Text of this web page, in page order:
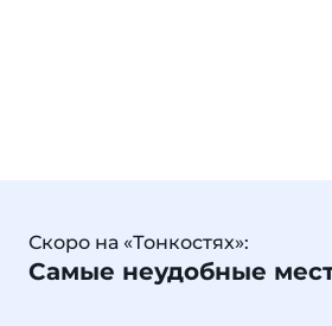
Скоро на «Тонкостях»:
Самые неудобные